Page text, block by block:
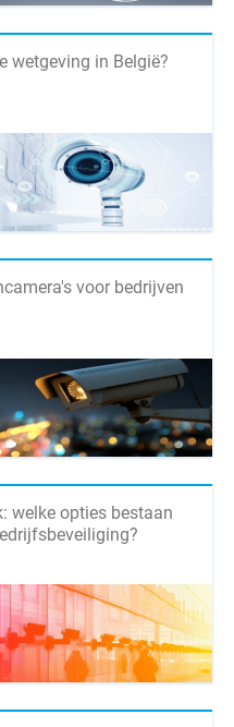
wetgeving in België?
voor bedrijven
welke opties bestaan